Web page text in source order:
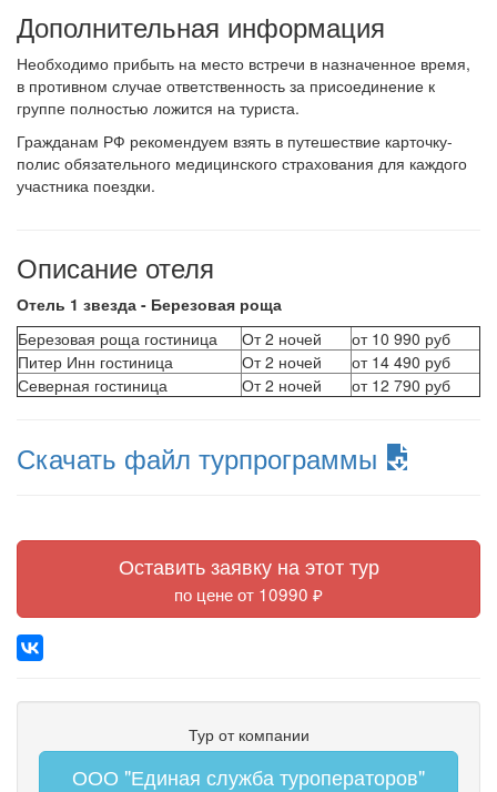
Дополнительная информация
Необходимо прибыть на место встречи в назначенное время,
в противном случае ответственность за присоединение к
группе полностью ложится на туриста.
Гражданам РФ рекомендуем взять в путешествие карточку-
полис обязательного медицинского страхования для каждого
участника поездки.
Описание отеля
Отель 1 звезда - Березовая роща
Березовая роща гостиница
От 2 ночей
от 10 990 руб
Питер Инн гостиница
От 2 ночей
от 14 490 руб
Северная гостиница
От 2 ночей от 12 790 руб
Скачать файл турпрограммы
Оставить заявку на этот тур
по цене от 10990 ₽
Тур от компании
ООО "Единая служба туроператоров"